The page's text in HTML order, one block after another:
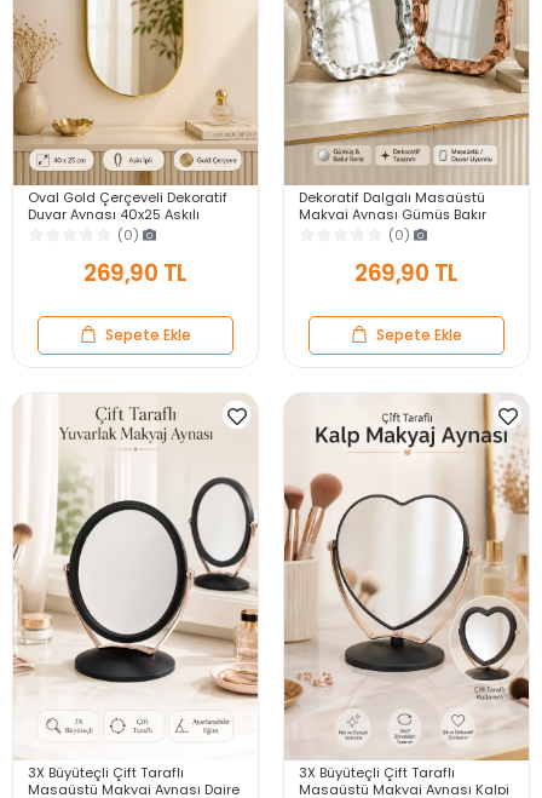
Oval Gold Çerçeveli Dekoratif
Duvar Aynası 40x25 Askılı
Modern Salon Antre Banyo
Yatak Odası Aynası
(0)
269,90 TL
Sepete Ekle
Dekoratif Dalgalı Masaüstü
Makyaj Aynası Gümüş Bakır
Çerçeveli Modern Yakın Duvar
(0)
269,90 TL
Sepete Ekle
3X Büyüteçli Çift Taraflı
Masaüstü Makyaj Aynası Daire
3X Büyüteçli Çift Taraflı
Masaüstü Makyaj Aynası Kalpi